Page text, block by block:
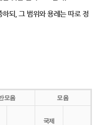
되, 그 범위와 용례는 따로 정
모음 모음
국제